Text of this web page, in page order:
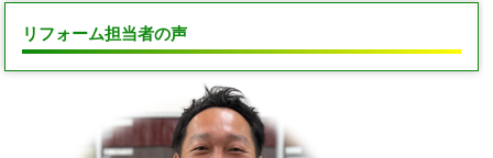
リフォーム担当者の声